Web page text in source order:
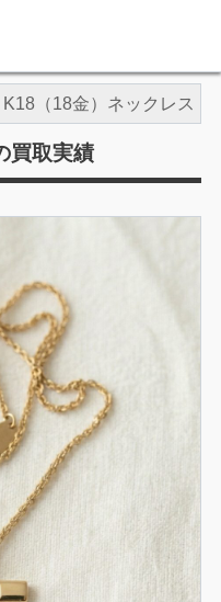
K18（18金）ネックレス
買取実績